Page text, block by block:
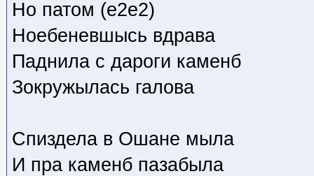
Но патом (е2е2)
Ноебеневшысь вдрава
Паднила с дароги каменб
Зокружылась галова
Спиздела в Ошане мыла
И пра каменб пазабыла